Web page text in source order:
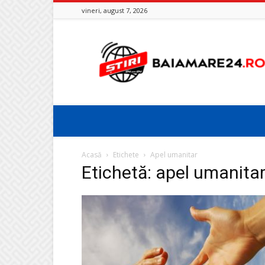
vineri, august 7, 2026
Baia
Mare
24
Acasă Etichete Apel umanitar
Etichetă: apel umanitar